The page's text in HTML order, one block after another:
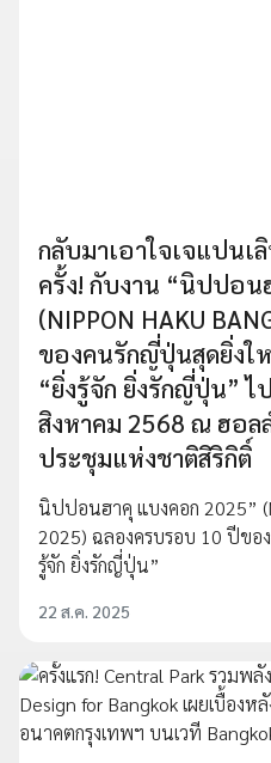
กลับมาเอาใจเจแปนเ
ครั้ง! กับงาน “นิปปอน
(NIPPON HAKU
ของคนรักญี่ปุ่นสุดยิ่ง
“ยิ่งรู้จัก ยิ่งรักญี่ปุ่น”
สิงหาคม 2568 ณ ฮอล
ประชุมแห่งชาติสิริกิติ์
นิปปอนฮาคุ แบงคอก 2025”
2025) ฉลองครบรอบ 10 ปีขอ
รู้จัก ยิ่งรักญี่ปุ่น”
22 ส.ค. 2025